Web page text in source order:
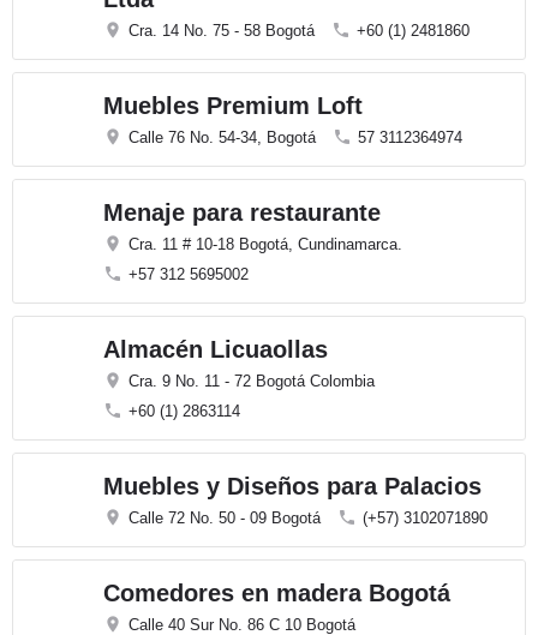
Cra. 14 No. 75 - 58 Bogotá +60 (1) 2481860
Muebles Premium Loft
Calle 76 No. 54-34, Bogotá 57 3112364974
Menaje para restaurante
Cra. 11 # 10-18 Bogotá, Cundinamarca.
+57 312 5695002
Almacén Licuaollas
Cra. 9 No. 11 - 72 Bogotá Colombia
+60 (1) 2863114
Muebles y Diseños para Palacios
Calle 72 No. 50 - 09 Bogotá (+57) 3102071890
Comedores en madera Bogotá
Calle 40 Sur No. 86 C 10 Bogotá